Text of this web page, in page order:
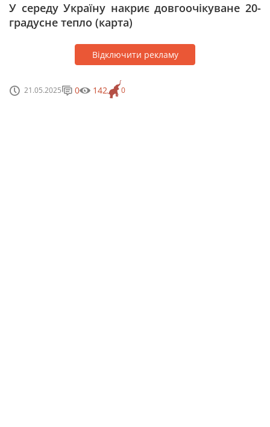
У середу Україну накриє довгоочікуване 20-
градусне тепло (карта)
Відключити рекламу
21.05.2025 0
0 142